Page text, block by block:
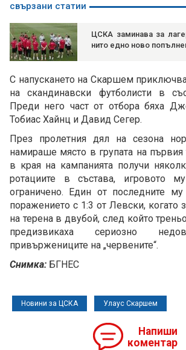
свързани статии
ЦСКА заминава за
нито едно ново
С напускането на Скаршем
на скандинавски футболисти в
Преди него част от отбора бяха
Тобиас Хайнц и Давид Сегер.
През пролетния дял на сезона
намираше място в групата на
в края на кампанията получи
ротациите в състава, игровото
ограничено. Един от последните
поражението с 1:3 от Левски, когато
на терена в двубой, след който
предизвикаха сериозно
привържениците на „червените“.
Снимка: БГНЕС
Новини за ЦСКА Улаус Скаршем
Напиши
коментар